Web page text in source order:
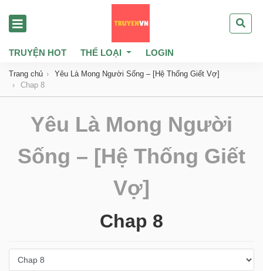
TRUYỆN HOT THỂ LOẠI LOGIN
Trang chủ
Yêu Là Mong Người Sống – [Hệ Thống Giết Vợ]
Chap 8
Yêu Là Mong Người
Sống – [Hệ Thống Giết
Vợ]
Chap 8